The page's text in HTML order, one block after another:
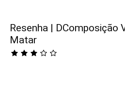
Resenha | DComposição
Matar